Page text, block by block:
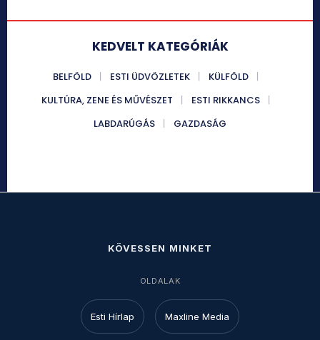
KEDVELT KATEGÓRIÁK
BELFÖLD ESTI ÜDVÖZLETEK
KÜLFÖLD
KULTÚRA, ZENE ÉS MŰVÉSZET
ESTI RIKKANCS
LABDARÚGÁS
GAZDASÁG
KÖVESSEN MINKET
OLDALAK
Esti Hírlap Maxline Media